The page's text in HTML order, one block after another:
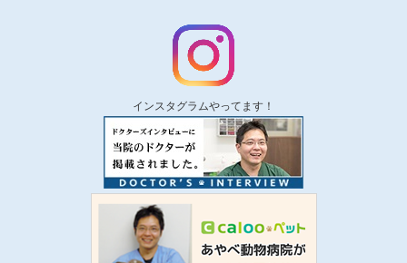
インスタグラムやってます！